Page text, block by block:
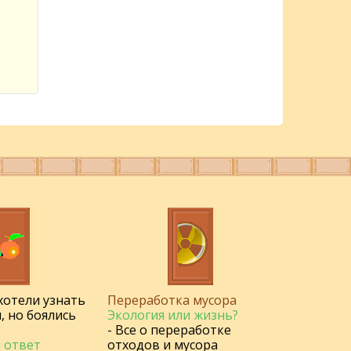
узнать
но боялись
Переработка мусора
Экология или жизнь?
- Все о переработке
отходов и мусора